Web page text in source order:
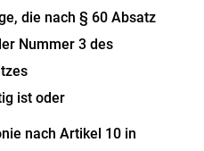
die nach § 60 Absatz
Nummer 3 des
ist oder
nach Artikel 10 in